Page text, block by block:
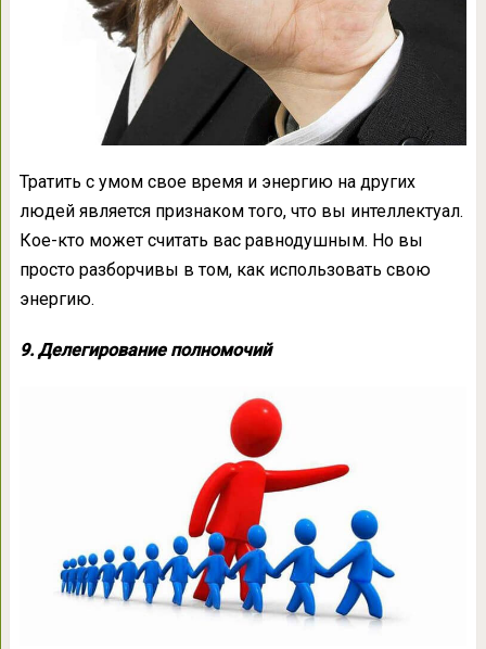
Тратить с умом свое время и энергию на других
людей является признаком того, что вы интеллектуал.
Кое-кто может считать вас равнодушным. Но вы
просто разборчивы в том, как использовать свою
энергию.
9. Делегирование полномочий